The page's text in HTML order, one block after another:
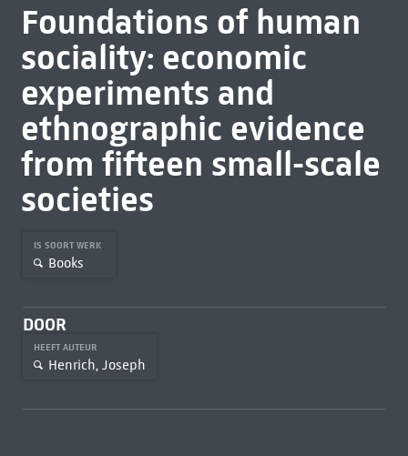
Foundations of human
sociality: economic
experiments and
ethnographic evidence
from fifteen small-scale
societies
IS SOORT WERK
Books
DOOR
HEEFT AUTEUR
Henrich, Joseph